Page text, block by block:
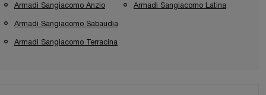
Armadi Sangiacomo Anzio Armadi Sangiacomo Latina
Armadi Sangiacomo Sabaudia
Armadi Sangiacomo Terracina